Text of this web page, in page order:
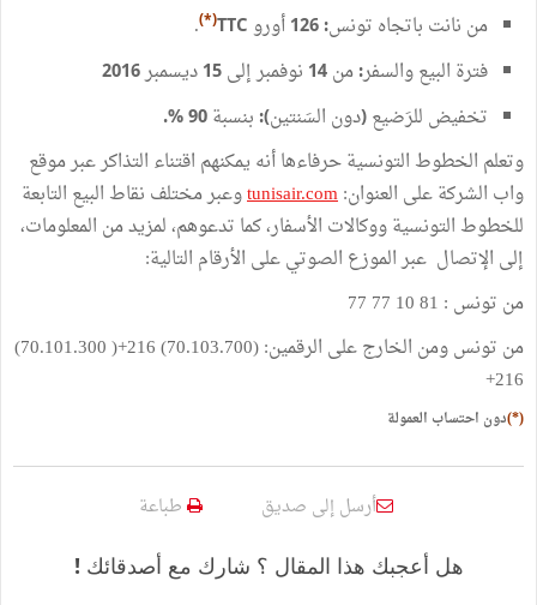
من نانت باتجاه تونس: 126 أورو TTC
(
*)
.
فترة البيعوالسفر: من نوفمبرإلى 15 ديسمبر
تخفيض للرَضيع (دون السَنتين): بنسبة 90 %.
وتعلم الخطوط التونسيةحرفاءهاأنه يمكنهم اقتناء التذاكرعبرموقع
واب الشركةعلى العنوان:
tunisair.comوعبرمختلف نقاط البيع التابعة
للخطوط التونسيةووكالات الأسفار،كما تدعوهم،لمزيدمن المعلومات،
إلى الإتصال عبرالموزع الصوتيعلى الأرقام التالية:
من تونس :
81 10 77 77
من تونسومن الخارجعلى الرقمين: (70.103.700
)
216+
(
)
216+
(
*)دون احتساب العمولة
أرسل إلى صديق طباعة
هل أعجبك هذا المقال ؟ شارك مع أصدقائك !